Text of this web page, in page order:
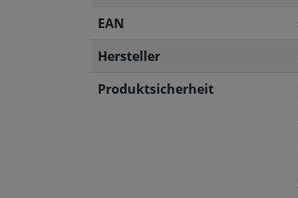
EAN
Hersteller
Produktsicherheit